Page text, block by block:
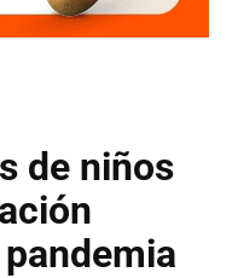
de niños